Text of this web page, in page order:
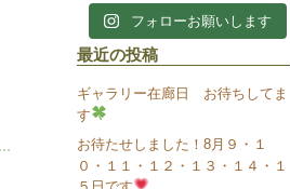
フォローお願いします
最近の投稿
ギャラリー在廊日 お待ちしてま
す
お待たせしました！8月９・１
０・１１・１２・１３・１４・１
５日です